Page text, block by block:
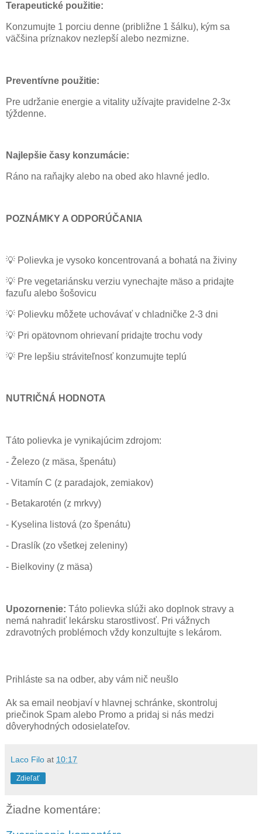
Terapeutické použitie:
Konzumujte 1 porciu denne (približne 1 šálku), kým sa
väčšina príznakov nezlepší alebo nezmizne.
Preventívne použitie:
Pre udržanie energie a vitality užívajte pravidelne 2-3x
týždenne.
Najlepšie časy konzumácie:
Ráno na raňajky alebo na obed ako hlavné jedlo.
POZNÁMKY A ODPORÚČANIA
💡 Polievka je vysoko koncentrovaná a bohatá na živiny
💡 Pre vegetariánsku verziu vynechajte mäso a pridajte
fazuľu alebo šošovicu
💡 Polievku môžete uchovávať v chladničke 2-3 dni
💡 Pri opätovnom ohrievaní pridajte trochu vody
💡 Pre lepšiu stráviteľnosť konzumujte teplú
NUTRIČNÁ HODNOTA
Táto polievka je vynikajúcim zdrojom:
- Železo (z mäsa, špenátu)
- Vitamín C (z paradajok, zemiakov)
- Betakarotén (z mrkvy)
- Kyselina listová (zo špenátu)
- Draslík (zo všetkej zeleniny)
- Bielkoviny (z mäsa)
Upozornenie: Táto polievka slúži ako doplnok stravy a
nemá nahradiť lekársku starostlivosť. Pri vážnych
zdravotných problémoch vždy konzultujte s lekárom.
Prihláste sa na odber, aby vám nič neušlo
Ak sa email neobjaví v hlavnej schránke, skontroluj
priečinok Spam alebo Promo a pridaj si nás medzi
dôveryhodných odosielateľov.
Laco Filo at 10:17
Zdieľať
Žiadne komentáre: